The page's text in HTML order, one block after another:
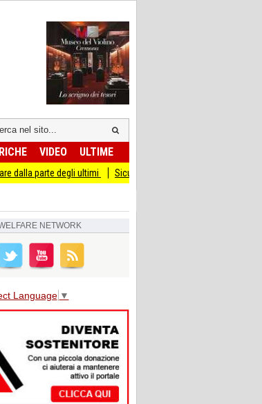
VIDEO ULTIME
degli ultimi Sicurezza I Giovani Democratici ribattono ai
NETWORK
Language ▼